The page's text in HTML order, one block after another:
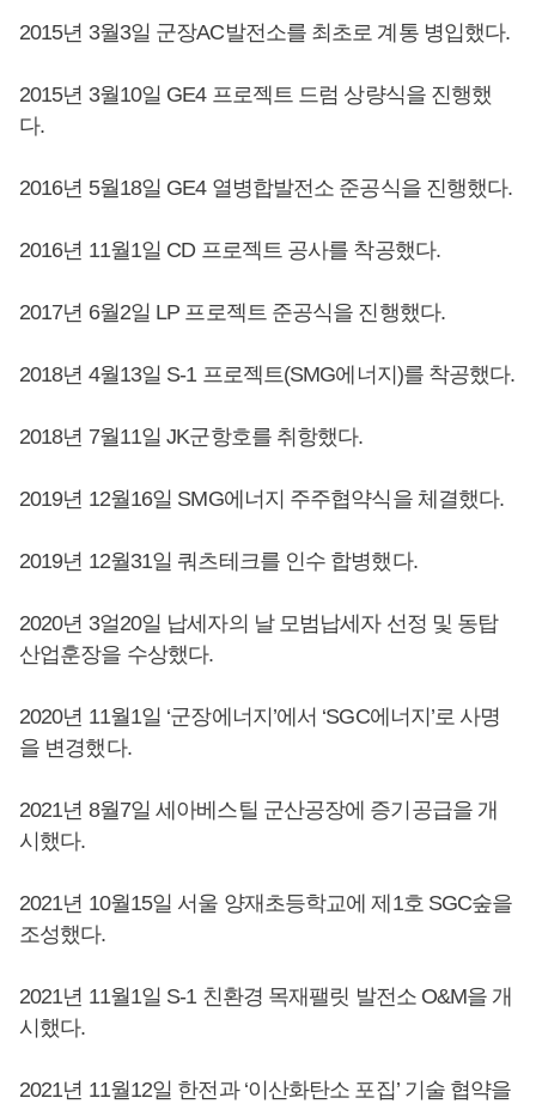
2015년 3월3일 군장AC발전소를 최초로 계통 병입했다.
2015년 3월10일 GE4 프로젝트 드럼 상량식을 진행했
다.
2016년 5월18일 GE4 열병합발전소 준공식을 진행했다.
2016년 11월1일 CD 프로젝트 공사를 착공했다.
2017년 6월2일 LP 프로젝트 준공식을 진행했다.
2018년 4월13일 S-1 프로젝트(SMG에너지)를 착공했다.
2018년 7월11일 JK군항호를 취항했다.
2019년 12월16일 SMG에너지 주주협약식을 체결했다.
2019년 12월31일 쿼츠테크를 인수 합병했다.
2020년 3얼20일 납세자의 날 모범납세자 선정 및 동탑
산업훈장을 수상했다.
2020년 11월1일 ‘군장에너지’에서 ‘SGC에너지’로 사명
을 변경했다.
2021년 8월7일 세아베스틸 군산공장에 증기공급을 개
시했다.
2021년 10월15일 서울 양재초등학교에 제1호 SGC숲을
조성했다.
2021년 11월1일 S-1 친환경 목재팰릿 발전소 O&M을 개
시했다.
2021년 11월12일 한전과 ‘이산화탄소 포집’ 기술 협약을